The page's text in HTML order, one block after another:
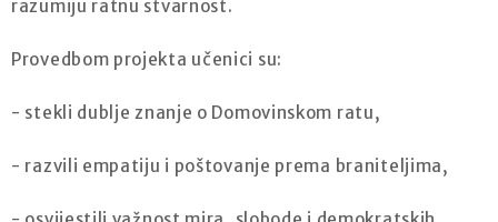
razumiju ratnu stvarnost.
Provedbom projekta učenici su:
- stekli dublje znanje o Domovinskom ratu,
- razvili empatiju i poštovanje prema braniteljima,